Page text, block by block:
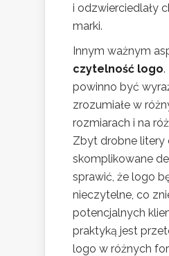
i odzwierciedlały
marki.
Innym ważnym
czytelność logo.
powinno być
zrozumiałe w
rozmiarach i na
Zbyt drobne litery
skomplikowane
sprawić, że logo
nieczytelne, co
potencjalnych
praktyką jest
logo w różnych